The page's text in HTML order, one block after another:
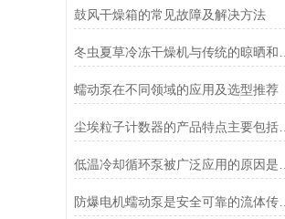
鼓风干燥箱的常见故障及解决方法
蠕动泵在不同领域的应用及选型推荐
尘埃粒子计数器的产品特点主要包括哪些？
防爆电机蠕动泵是安全可靠的流体传送解决方案